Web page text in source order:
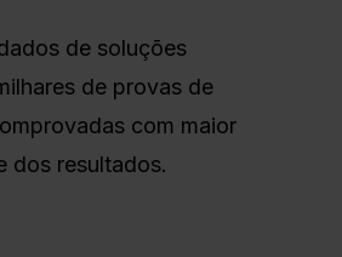
de soluções
de provas de
com maior
dos resultados.